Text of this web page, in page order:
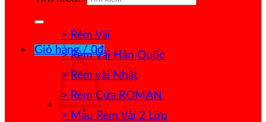
Giỏ hàng /0₫
> Rèm Vải
> Rèm Vải Hàn Quốc
> Rèm vải Nhật
> Rèm Cửa ROMAN
> Mẫu Rèm Vải 2 Lớp